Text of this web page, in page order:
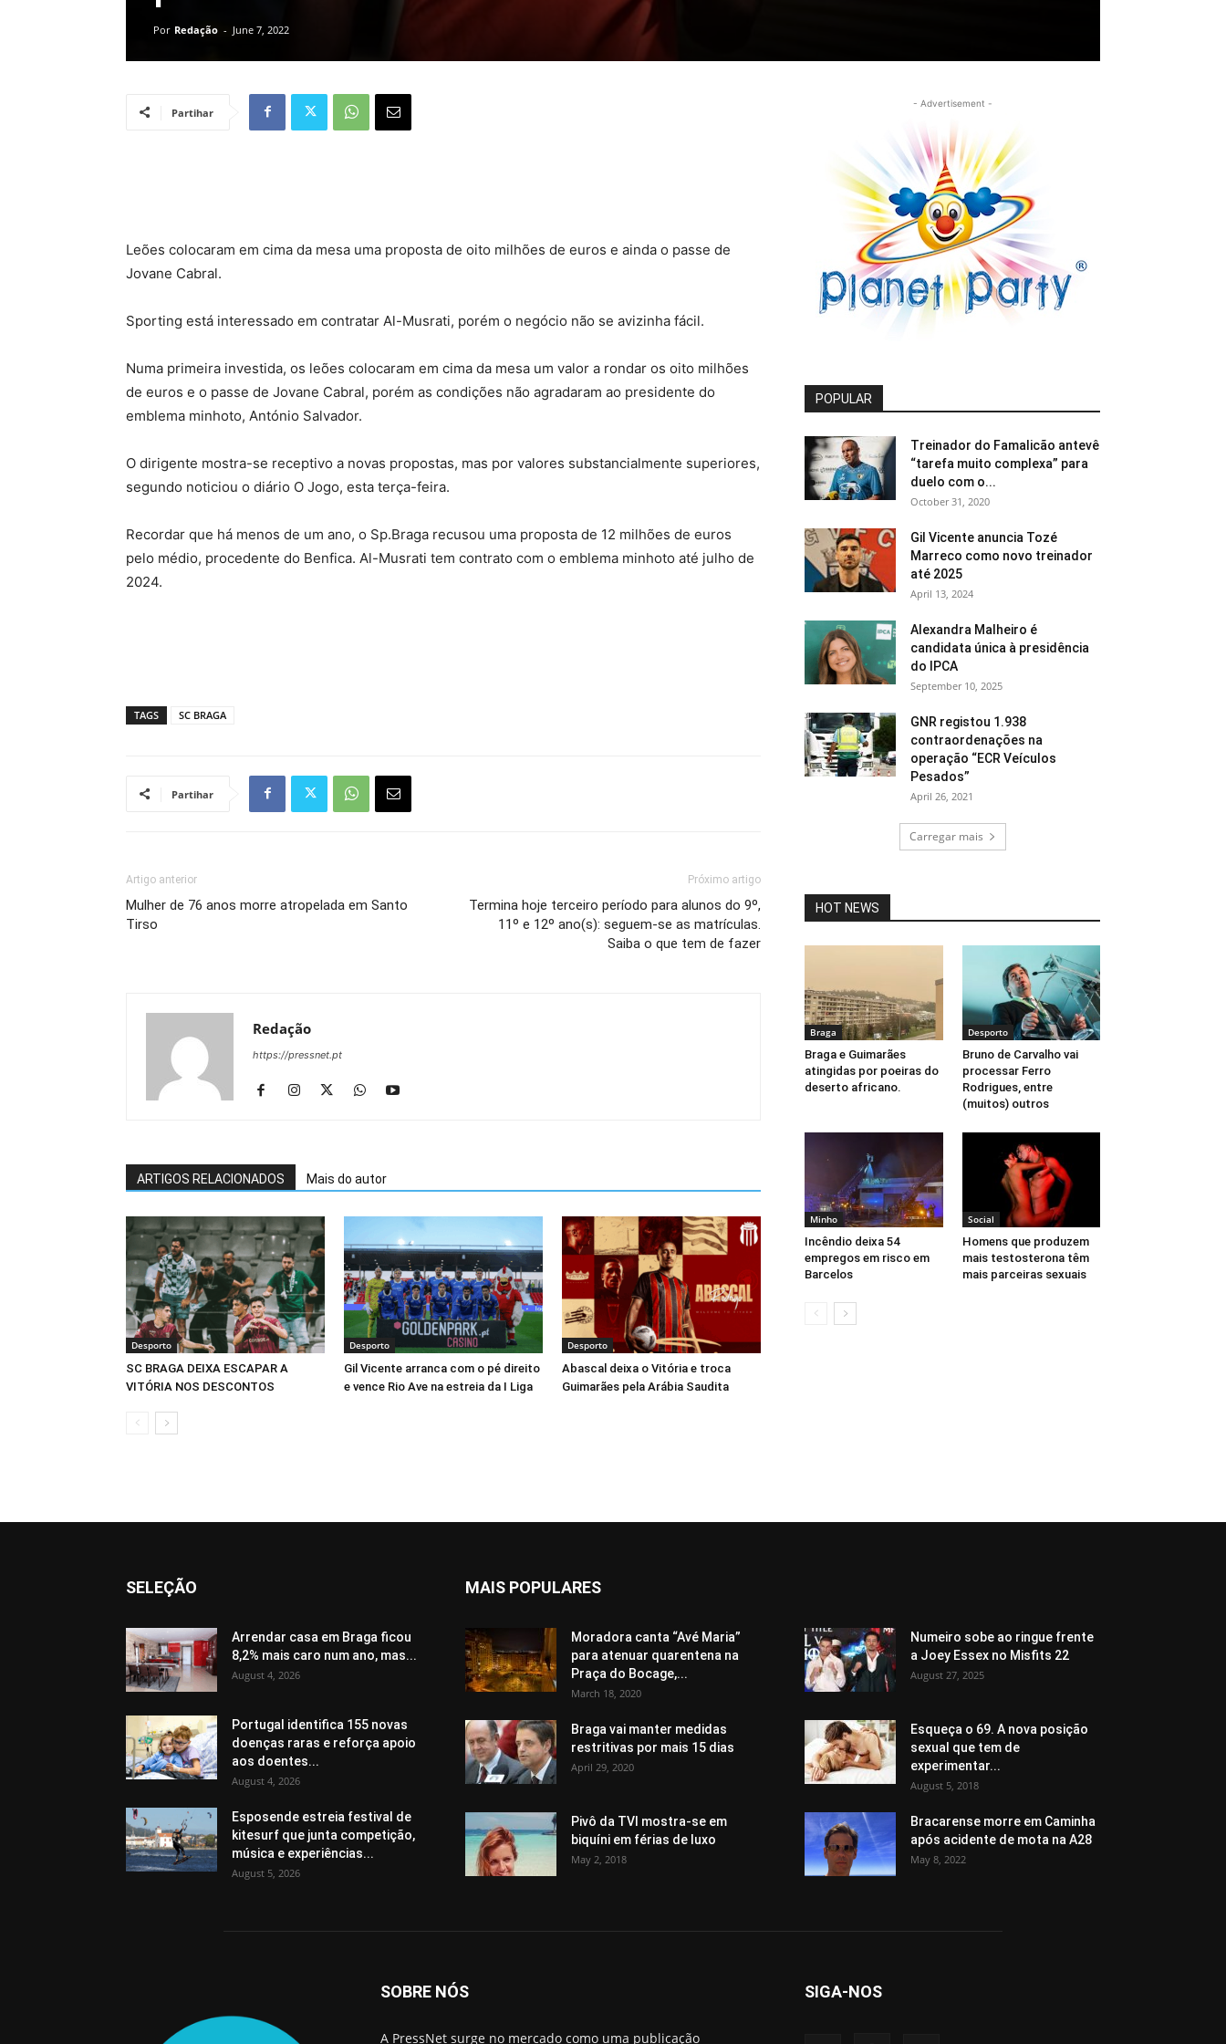
Por Redação - June 7, 2022
Partihar
Leões colocaram em cima da mesa uma proposta de oito milhões de euros e ainda o passe de
Jovane Cabral.
Sporting está interessado em contratar Al-Musrati, porém o negócio não se avizinha fácil.
Numa primeira investida, os leões colocaram em cima da mesa um valor a rondar os oito milhões
de euros e o passe de Jovane Cabral, porém as condições não agradaram ao presidente do
emblema minhoto, António Salvador.
O dirigente mostra-se receptivo a novas propostas, mas por valores substancialmente superiores,
segundo noticiou o diário O Jogo, esta terça-feira.
Recordar que há menos de um ano, o Sp.Braga recusou uma proposta de 12 milhões de euros
pelo médio, procedente do Benfica. Al-Musrati tem contrato com o emblema minhoto até julho de
2024.
TAGS SC BRAGA
Partihar
Artigo anterior
Mulher de 76 anos morre atropelada em Santo
Tirso
Próximo artigo
Termina hoje terceiro período para alunos do 9º,
11º e 12º ano(s): seguem-se as matrículas.
Saiba o que tem de fazer
Redação
https://pressnet.pt
ARTIGOS RELACIONADOS Mais do autor
Desporto
SC BRAGA DEIXA ESCAPAR A
VITÓRIA NOS DESCONTOS
Desporto
Gil Vicente arranca com o pé direito
e vence Rio Ave na estreia da I Liga
Desporto
Abascal deixa o Vitória e troca
Guimarães pela Arábia Saudita
- Advertisement -
POPULAR
Treinador do Famalicão antevê
“tarefa muito complexa” para
duelo com o...
October 31, 2020
Gil Vicente anuncia Tozé
Marreco como novo treinador
até 2025
April 13, 2024
Alexandra Malheiro é
candidata única à presidência
do IPCA
September 10, 2025
GNR registou 1.938
contraordenações na
operação “ECR Veículos
Pesados”
April 26, 2021
Carregar mais
HOT NEWS
Braga
Braga e Guimarães
atingidas por poeiras do
deserto africano.
Desporto
Bruno de Carvalho vai
processar Ferro
Rodrigues, entre
(muitos) outros
Minho
Incêndio deixa 54
empregos em risco em
Barcelos
Social
Homens que produzem
mais testosterona têm
mais parceiras sexuais
SELEÇÃO
Arrendar casa em Braga ficou
8,2% mais caro num ano, mas...
August 4, 2026
Portugal identifica 155 novas
doenças raras e reforça apoio
aos doentes...
August 4, 2026
Esposende estreia festival de
kitesurf que junta competição,
música e experiências...
August 5, 2026
MAIS POPULARES
Moradora canta “Avé Maria”
para atenuar quarentena na
Praça do Bocage,...
March 18, 2020
Numeiro sobe ao ringue frente
a Joey Essex no Misfits 22
August 27, 2025
Braga vai manter medidas
restritivas por mais 15 dias
April 29, 2020
Esqueça o 69. A nova posição
sexual que tem de
experimentar...
August 5, 2018
Pivô da TVI mostra-se em
biquíni em férias de luxo
May 2, 2018
Bracarense morre em Caminha
após acidente de mota na A28
May 8, 2022
SOBRE NÓS
A PressNet surge no mercado como uma publicação
SIGA-NOS